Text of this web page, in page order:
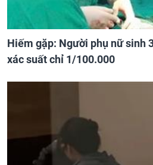
Hiếm gặp: Người phụ nữ sinh
xác suất chỉ 1/100.000